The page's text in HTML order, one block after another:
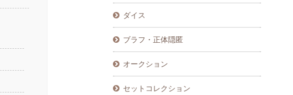
ダイス
ブラフ・正体隠匿
オークション
セットコレクション